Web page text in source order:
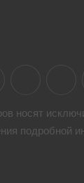
носят
подробной